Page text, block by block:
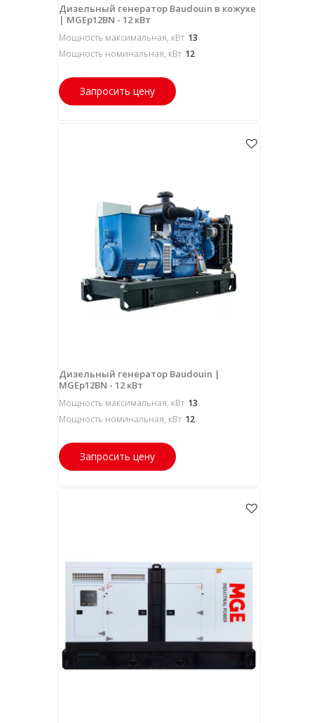
Дизельный генератор Baudouin в кожухе
| MGEp12BN - 12 кВт
Мощность максимальная, кВт 13
Мощность номинальная, кВт 12
Запросить цену
Дизельный генератор Baudouin |
MGEp12BN - 12 кВт
Мощность максимальная, кВт 13
Мощность номинальная, кВт 12
Запросить цену